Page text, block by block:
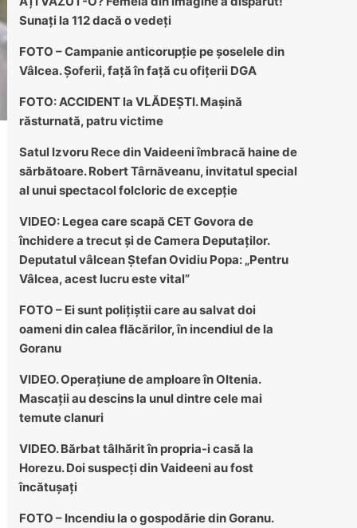
Sunați la 112 dacă o vedeți
FOTO – Campanie anticorupție pe șoselele din
Vâlcea. Șoferii, față în față cu ofițerii DGA
FOTO: ACCIDENT la VLĂDEȘTI. Mașină
răsturnată, patru victime
Satul Izvoru Rece din Vaideeni îmbracă haine de
sărbătoare. Robert Târnăveanu, invitatul special
al unui spectacol folcloric de excepție
VIDEO: Legea care scapă CET Govora de
închidere a trecut și de Camera Deputaților.
Deputatul vâlcean Ștefan Ovidiu Popa: „Pentru
Vâlcea, acest lucru este vital”
FOTO – Ei sunt polițiștii care au salvat doi
oameni din calea flăcărilor, în incendiul de la
Goranu
VIDEO. Operațiune de amploare în Oltenia.
Mascații au descins la unul dintre cele mai
temute clanuri
VIDEO. Bărbat tâlhărit în propria-i casă la
Horezu. Doi suspecți din Vaideeni au fost
încătușați
FOTO – Incendiu la o gospodărie din Goranu.